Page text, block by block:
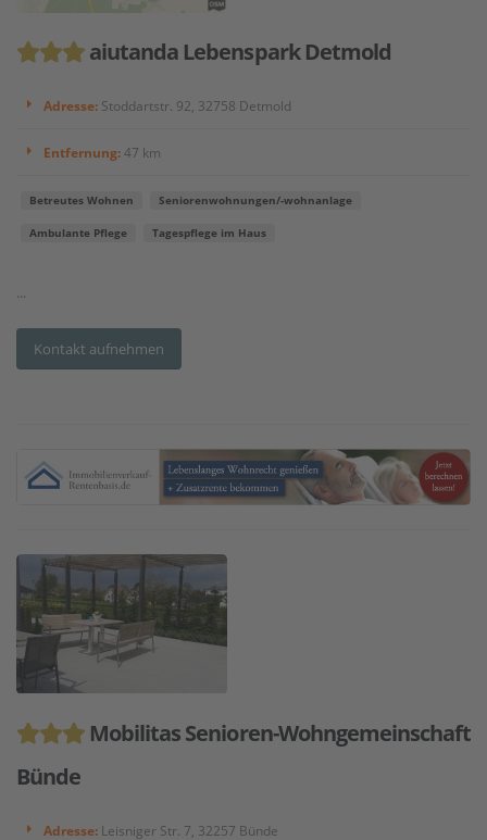
aiutanda Lebenspark Detmold
Adresse: Stoddartstr. 92, 32758 Detmold
Entfernung:47 km
Betreutes Wohnen Seniorenwohnungen/-wohnanlage
Ambulante Pflege Tagespflege im Haus
...
Kontakt aufnehmen
Mobilitas Senioren-Wohngemeinschaft
Bünde
Adresse: Leisniger Str. 7, 32257 Bünde